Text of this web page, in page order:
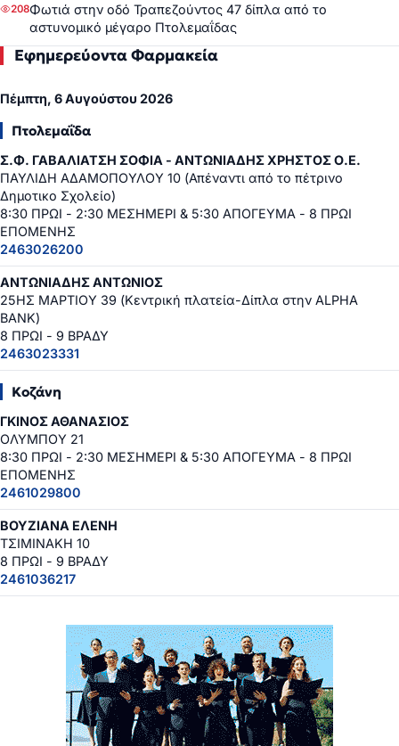
208Φωτιά στην οδό Τραπεζούντος 47 δίπλα από το
αστυνομικό μέγαρο Πτολεμαΐδας
Εφημερεύοντα Φαρμακεία
Πέμπτη, 6 Αυγούστου 2026
Πτολεμαΐδα
Σ.Φ. ΓΑΒΑΛΙΑΤΣΗ ΣΟΦΙΑ - ΑΝΤΩΝΙΑΔΗΣ ΧΡΗΣΤΟΣ Ο.Ε.
ΠΑΥΛΙΔΗ ΑΔΑΜΟΠΟΥΛΟΥ 10 (Απέναντι από το πέτρινο
Δημοτικο Σχολείο)
8:30 ΠΡΩΙ - 2:30 ΜΕΣΗΜΕΡΙ & 5:30 ΑΠΟΓΕΥΜΑ - 8 ΠΡΩΙ
ΕΠΟΜΕΝΗΣ
2463026200
ΑΝΤΩΝΙΑΔΗΣ ΑΝΤΩΝΙΟΣ
25ΗΣ ΜΑΡΤΙΟΥ 39 (Κεντρική πλατεία-Δίπλα στην ALPHA
BANK)
8 ΠΡΩΙ - 9 ΒΡΑΔΥ
2463023331
Κοζάνη
ΓΚΙΝΟΣ ΑΘΑΝΑΣΙΟΣ
ΟΛΥΜΠΟΥ 21
8:30 ΠΡΩΙ - 2:30 ΜΕΣΗΜΕΡΙ & 5:30 ΑΠΟΓΕΥΜΑ - 8 ΠΡΩΙ
ΕΠΟΜΕΝΗΣ
2461029800
ΒΟΥΖΙΑΝΑ ΕΛΕΝΗ
ΤΣΙΜΙΝΑΚΗ 10
8 ΠΡΩΙ - 9 ΒΡΑΔΥ
2461036217